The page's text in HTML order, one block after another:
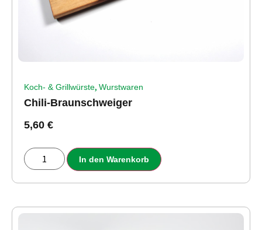
Koch- & Grillwürste, Wurstwaren
Chili-Braunschweiger
5,60 €
In den Warenkorb